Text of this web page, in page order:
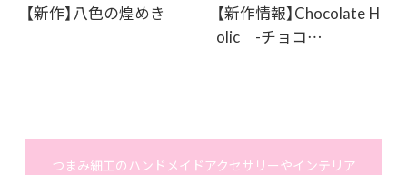
【新作】八色の煌めき
【新作情報】Chocolate H
olic -チョコ…
つまみ細工のハンドメイドアクセサリーやインテリア